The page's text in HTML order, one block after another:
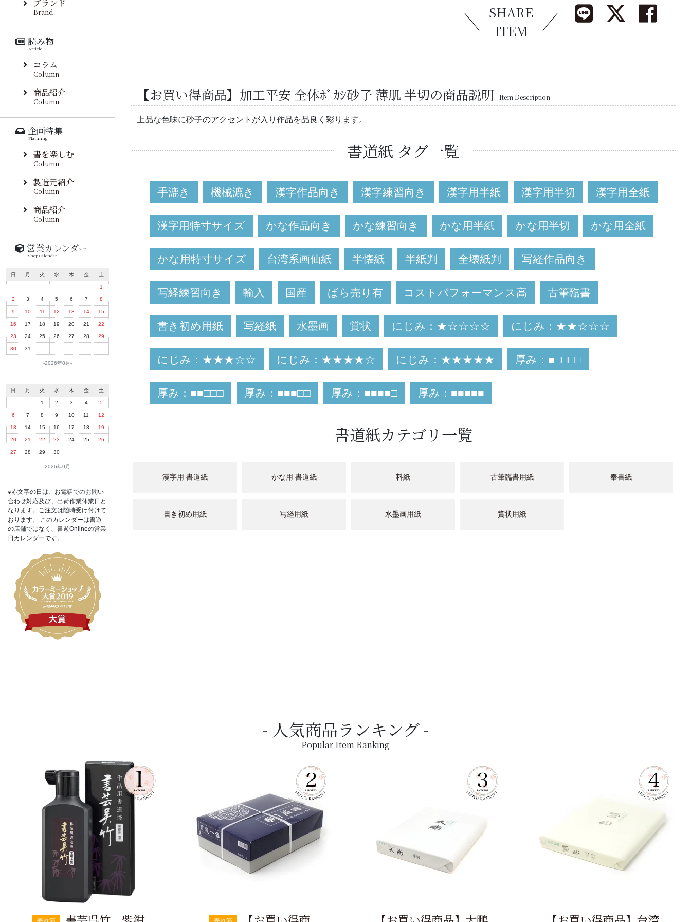
SHARE
ITEM
【お買い得商品】加工平安 全体ﾎﾞｶｼ砂子 薄肌 半切の商品説明 Item Description
上品な色味に砂子のアクセントが入り作品を品良く彩ります。
書道紙 タグ一覧
手漉き 機械漉き 漢字作品向き 漢字練習向き 漢字用半紙 漢字用半切 漢字用全紙
漢字用特寸サイズ かな作品向き かな練習向き かな用半紙 かな用半切 かな用全紙
かな用特寸サイズ 台湾系画仙紙 半懐紙 半紙判 全壊紙判 写経作品向き
写経練習向き 輸入 国産 ばら売り有 コストパフォーマンス高 古筆臨書
書き初め用紙 写経紙 水墨画 賞状 にじみ：★☆☆☆☆ にじみ：★★☆☆☆
にじみ：★★★☆☆ にじみ：★★★★☆ にじみ：★★★★★ 厚み：■□□□□
厚み：■■□□□ 厚み：■■■□□ 厚み：■■■■□ 厚み：■■■■■
書道紙カテゴリ一覧
漢字用 書道紙 かな用 書道紙 料紙 古筆臨書用紙 奉書紙
書き初め用紙 写経用紙 水墨画用紙 賞状用紙
ブランド
Brand
読み物
Article
コラム
Column
商品紹介
Column
企画特集
Planning
書を楽しむ
Column
製造元紹介
Column
商品紹介
Column
営業カレンダー
Shop Calendar
2026年8月
日 月 火 水 木 金 土
1
2 3 4 5 6 7 8
9 10 11 12 13 14 15
16 17 18 19 20 21 22
23 24 25 26 27 28 29
30 31
2026年9月
日 月 火 水 木 金 土
1 2 3 4 5
6 7 8 9 10 11 12
13 14 15 16 17 18 19
20 21 22 23 24 25 26
27 28 29 30
※赤文字の日は、お電話でのお問い
合わせ対応及び、出荷作業休業日と
なります。ご注文は随時受け付けて
おります。 このカレンダーは書遊
の店舗ではなく、書遊Onlineの営業
日カレンダーです。
人気商品ランキング
Popular Item Ranking